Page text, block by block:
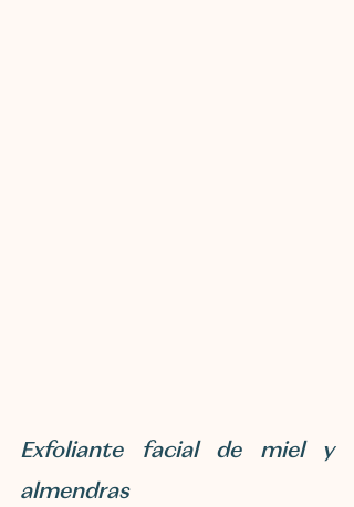
Exfoliante facial de miel y
almendras